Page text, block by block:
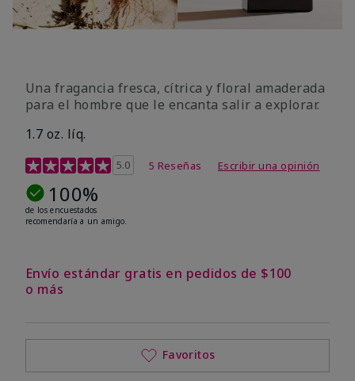
Una fragancia fresca, cítrica y floral amaderada
para el hombre que le encanta salir a explorar.
1.7 oz. líq.
Calificación de clientes de 3,4 de 5
5.0 5 Reseñas Escribir una opinión
100%
de los encuestados
recomendaría a un amigo.
Envío estándar gratis en pedidos de $100
o más
Favoritos